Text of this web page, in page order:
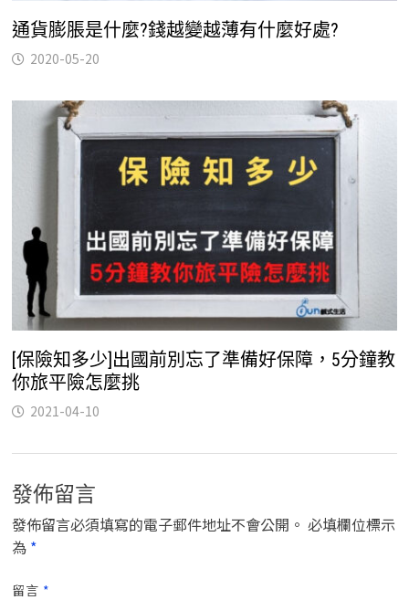
通貨膨脹是什麼?錢越變越薄有什麼好處?
2020-05-20
[保險知多少]出國前別忘了準備好保障，5分鐘教
你旅平險怎麼挑
2021-04-10
發佈留言
發佈留言必須填寫的電子郵件地址不會公開。 必填欄位標示
為 *
留言 *